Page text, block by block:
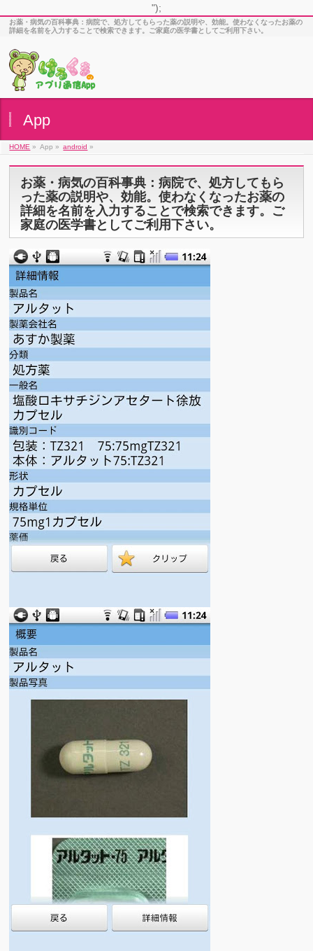
");
お薬・病気の百科事典：病院で、処方してもらった薬の説明や、効能。使わなくなったお薬の
詳細を名前を入力することで検索できます。ご家庭の医学書としてご利用下さい。
App
HOME » App » android »
お薬・病気の百科事典：病院で、処方してもら
った薬の説明や、効能。使わなくなったお薬の
詳細を名前を入力することで検索できます。ご
家庭の医学書としてご利用下さい。